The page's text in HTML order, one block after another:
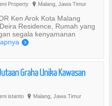
Property ? Malang, Jawa Timur
Ken Arok Kota Malang
Residence, Rumah yang
segala kenyamanan
)
Graha Unika Kawasan
istanto ? Malang, Jawa Timur